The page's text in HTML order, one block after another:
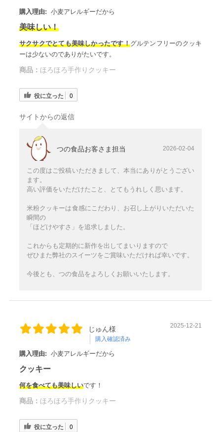
購入理由: 小麦アレルギーだから
美味しい！
サクサクでとても美味しかったです！グルテンフリーのクッキ
ーは少ないのでありがたいです。
商品： ほろほろ手作りクッキー
役に立った 0
サイトからの返信
つの食品お客さま担当 2026-02-04
この度はご投稿いただきまして、本当にありがとうござい
ます。
高い評価をいただけたこと、とてもうれしく思います。
米粉クッキーは食感にこだわり、お召し上がりいただいた
瞬間の
「ほどけやすさ」を追求しました。
これからも定期的に新作を出してまいりますので
ぜひまた弊社のスイーツをご賞味いただければ幸いです。
今後とも、つの食品をよろしくお願いいたします。
じゅん様
購入確認済み
2025-12-21
購入理由: 小麦アレルギーだから
クッキー
何を食べても美味しいです！
商品： ほろほろ手作りクッキー
役に立った 0